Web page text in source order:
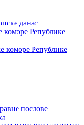
данас
коморе Републике
коморе Републике
послове